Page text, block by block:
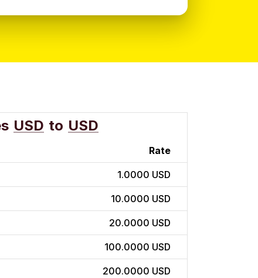
USD to USD
Rate
1.0000 USD
10.0000 USD
20.0000 USD
100.0000 USD
200.0000 USD